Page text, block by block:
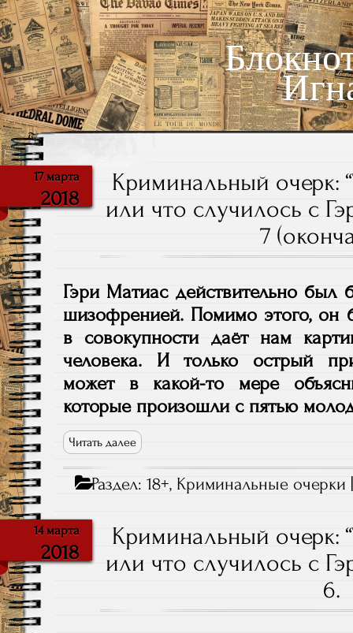
17 марта
2018
Криминальный очерк:
или что случилось с
7
Гэри Матиас действительно был
шизофренией. Помимо этого, он
в совокупности даёт нам
человека. И только острый
может в какой-то мере
которые произошли с пятью
Читать далее
Раздел:18+, Криминальные очерки
14 марта
2018
Криминальный очерк:
или что случилось с
6.